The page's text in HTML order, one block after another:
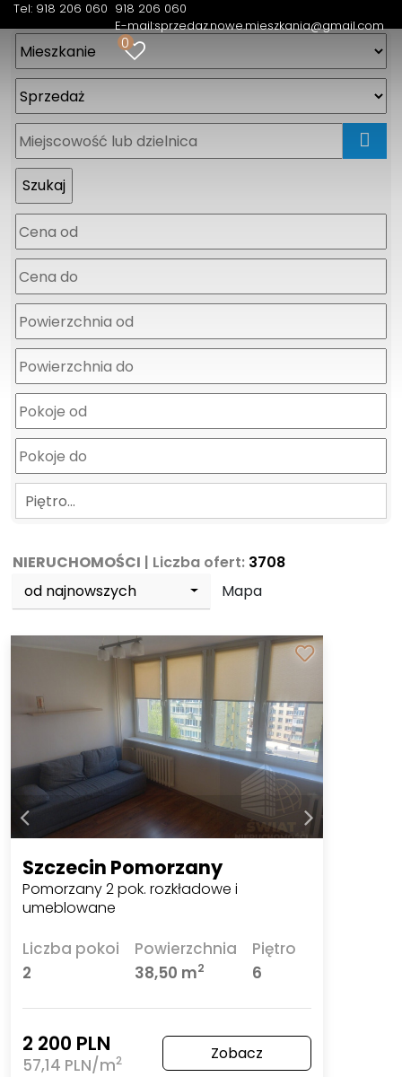
Tel: 918 206 060 918 206 060
E-mail:sprzedaz.nowe.mieszkania@gmail.com
0
Piętro…
NIERUCHOMOŚCI | Liczba ofert: 3708
od najnowszych
Mapa
Szczecin Pomorzany
Pomorzany 2 pok. rozkładowe i
umeblowane
Liczba pokoi
2
Powierzchnia
38,50 m2
Piętro
6
2 200 PLN
57,14 PLN/m2 Zobacz